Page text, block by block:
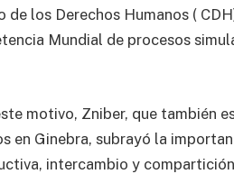
de los Derechos Humanos (
Mundial de procesos
motivo, Zniber, que también
en Ginebra, subrayó la
intercambio y